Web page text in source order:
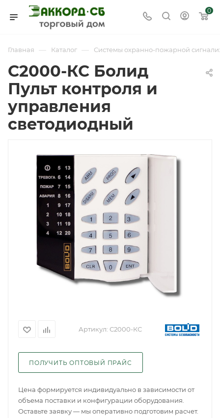
0
Главная — Каталог — Системы охранно-пожарной
С2000-КС Болид
Пульт контроля и
управления
светодиодный
Артикул: С2000-КС
ПОЛУЧИТЬ ОПТОВЫЙ ПРАЙС
Цена формируется индивидуально в зависимости от
объема поставки и конфигурации оборудования.
Оставьте заявку — мы оперативно подготовим расчет.